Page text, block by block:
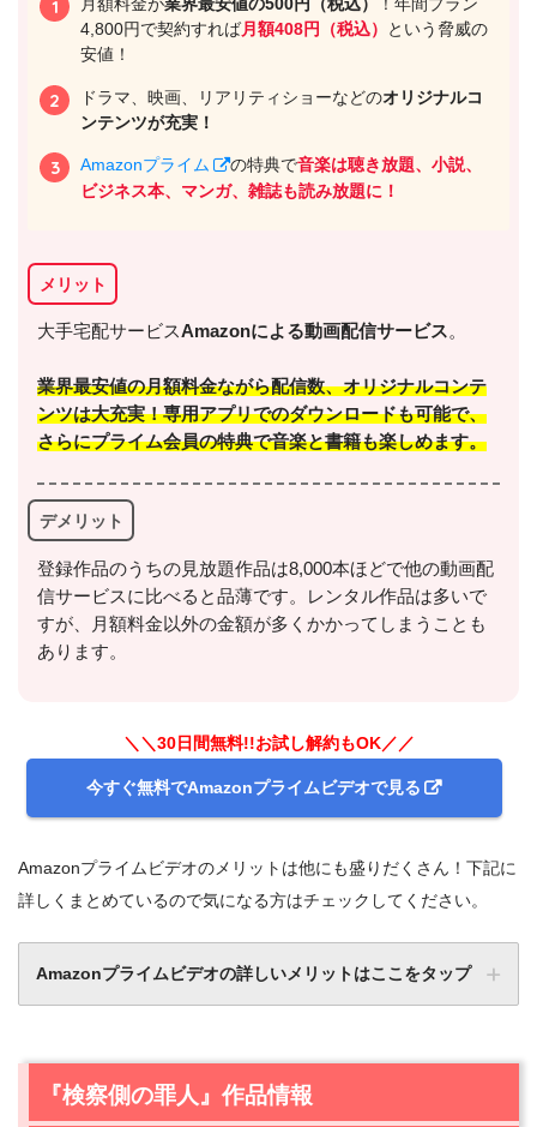
月額料金が業界最安値の500円（税込）
！年間プラン
4,800円で契約すれば月額408円（税込）
という脅威の
安値！
ドラマ、映画、リアリティショーなどのオリジナルコ
ンテンツが充実！
Amazonプライム の特典で音楽は聴き放題、小説、
ビジネス本、マンガ、雑誌も読み放題に！
メリット
大手宅配サービスAmazonによる動画配信サービス。
業界最安値の月額料金ながら配信数、オリジナルコンテ
ンツは大充実！専用アプリでのダウンロードも可能で、
さらにプライム会員の特典で音楽と書籍も楽しめます。
デメリット
登録作品のうちの見放題作品は8,000本ほどで他の動画配
信サービスに比べると品薄です。レンタル作品は多いで
すが、月額料金以外の金額が多くかかってしまうことも
あります。
＼＼30日間無料!!お試し解約もOK／／
今すぐ無料でAmazonプライムビデオで見る
Amazonプライムビデオのメリットは他にも盛りだくさん！下記に
詳しくまとめているので気になる方はチェックしてください。
Amazonプライムビデオの詳しいメリットはここをタップ
『検察側の罪人』作品情報